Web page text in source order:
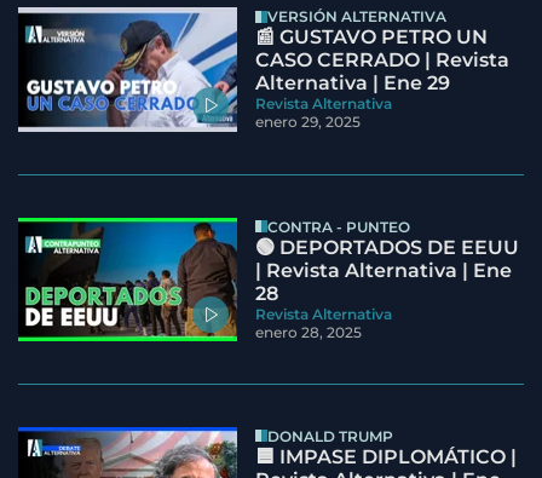
VERSIÓN ALTERNATIVA
📰 GUSTAVO PETRO UN
CASO CERRADO | Revista
Alternativa | Ene 29
Revista Alternativa
enero 29, 2025
CONTRA - PUNTEO
🟢 DEPORTADOS DE EEUU
| Revista Alternativa | Ene
28
Revista Alternativa
enero 28, 2025
DONALD TRUMP
🟦 IMPASE DIPLOMÁTICO |